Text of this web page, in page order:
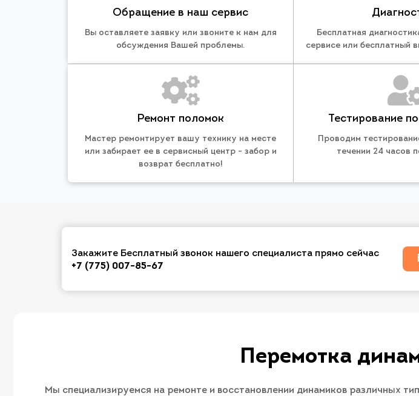
Обращение в наш сервис
Вы оставляете заявку или звоните к нам для
обсуждения Вашей проблемы.
Бесплатная
сервисе или бесплатный
Ремонт поломок
Мастер ремонтирует вашу технику на месте
или забирает ее в сервисный центр - забор и
возврат бесплатно!
Тестирование
Проводим
течении 24 часов
Закажите Бесплатный звонок нашего специалиста прямо сейчас
+7 (775) 007-85-67
Перемотка
Мы специализируемся на ремонте и восстановлении динамиков различных